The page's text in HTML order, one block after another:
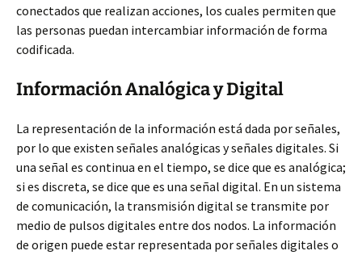
conectados que realizan acciones, los cuales permiten que
las personas puedan intercambiar información de forma
codificada.
Información Analógica y Digital
La representación de la información está dada por señales,
por lo que existen señales analógicas y señales digitales. Si
una señal es continua en el tiempo, se dice que es analógica;
si es discreta, se dice que es una señal digital. En un sistema
de comunicación, la transmisión digital se transmite por
medio de pulsos digitales entre dos nodos. La información
de origen puede estar representada por señales digitales o